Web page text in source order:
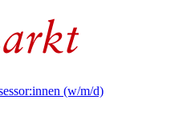
(w/m/d)